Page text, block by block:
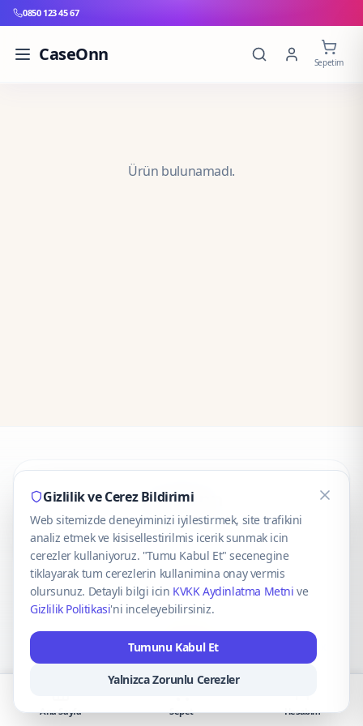
0850 123 45 67
CaseOnn Sepetim
Ürün bulunamadı.
CaseOnn
© 2025 CaseOnn. Tüm hakları saklıdır.
VISA Mastercard
Gizlilik ve Cerez Bildirimi
Web sitemizde deneyiminizi iyilestirmek, site trafikini
analiz etmek ve kisisellestirilmis icerik sunmak icin
cerezler kullaniyoruz. "Tumu Kabul Et" secenegine
tiklayarak tum cerezlerin kullanimina onay vermis
olursunuz. Detayli bilgi icin KVKK Aydinlatma Metni ve
Gizlilik Politikasi'ni inceleyebilirsiniz.
Tumunu Kabul Et
Yalnizca Zorunlu Cerezler
Ana Sayfa Sepet Hesabım